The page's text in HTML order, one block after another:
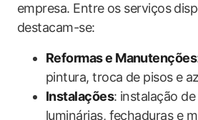
empresa. Entre os serviços
destacam-se:
Reformas e Manutenções
pintura, troca de pisos e
Instalações: instalação
luminárias, fechaduras e